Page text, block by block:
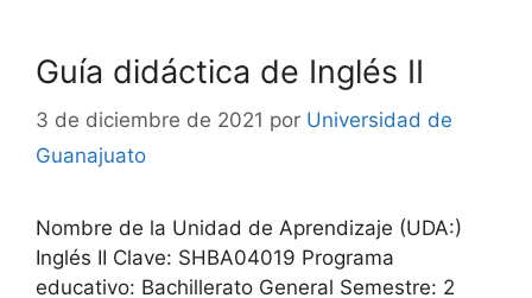
Guía didáctica de Inglés II
3 de diciembre de 2021 por Universidad de
Guanajuato
Nombre de la Unidad de Aprendizaje (UDA:)
Inglés II Clave: SHBA04019 Programa
educativo: Bachillerato General Semestre: 2